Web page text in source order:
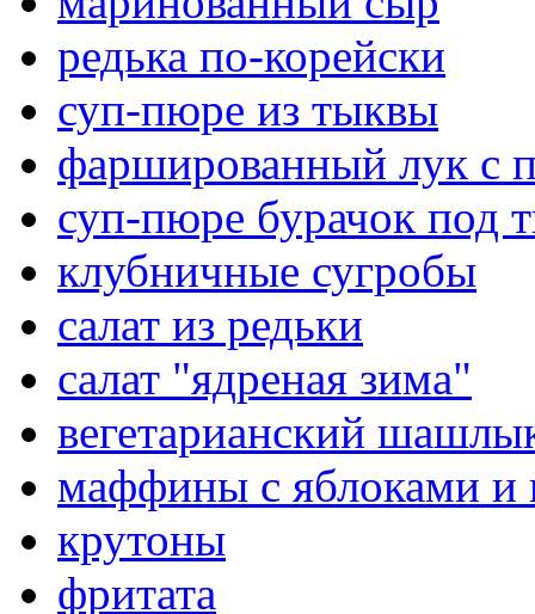
редька по-корейски
суп-пюре из тыквы
фаршированный лук с
суп-пюре бурачок под
клубничные сугробы
салат из редьки
салат "ядреная зима"
вегетарианский
маффины с яблоками
крутоны
фритата